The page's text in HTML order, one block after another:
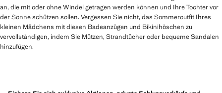
an, die mit oder ohne Windel getragen werden können und Ihre Tochter vor
der Sonne schützen sollen. Vergessen Sie nicht, das Sommeroutfit Ihres
kleinen Mädchens mit diesen Badeanzügen und Bikinihöschen zu
vervollständigen, indem Sie Mützen, Strandtücher oder bequeme Sandalen
hinzufügen.